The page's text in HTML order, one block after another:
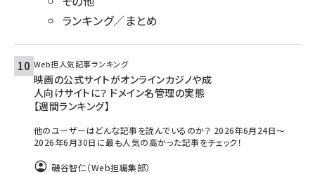
ランキング／まとめ
Web担人気記事ランキング
映画の公式サイトがオンラインカジノや成
人向けサイトに？ ドメイン名管理の実態
【週間ランキング】
他のユーザーはどんな記事を読んでいるのか？ 2026年6月24日～
2026年6月30日に最も人気の高かった記事をチェック！
磯谷智仁（Web担編集部）